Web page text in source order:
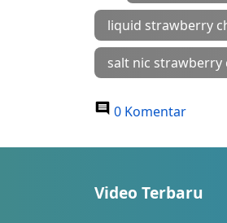
liquid strawberry
salt nic strawberry
0 Komentar
Video Terbaru